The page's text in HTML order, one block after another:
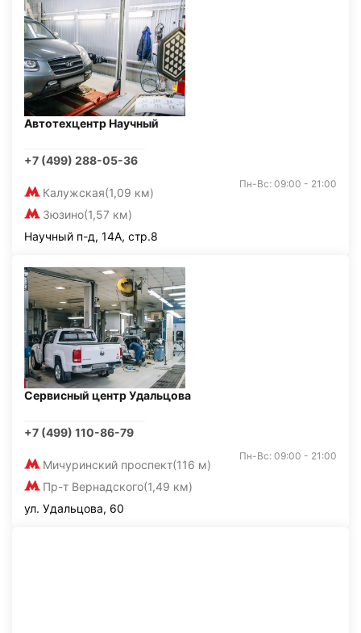
Автотехцентр Научный
+7 (499) 288-05-36
Калужская(1,09 км)
Зюзино(1,57 км)
Пн-Вс: 09:00 - 21:00
Научный п-д, 14А, стр.8
Сервисный центр Удальцова
+7 (499) 110-86-79
Мичуринский проспект(116 м)
Пр-т Вернадского(1,49 км)
Пн-Вс: 09:00 - 21:00
ул. Удальцова, 60